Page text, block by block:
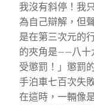
我沒有斜停！我
為自己辯解，但
是在第三次元的
的夾角是——八十
受懲罰！」懲罰
手泊車七百次失
在這時，一輛像